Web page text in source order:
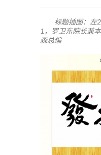
标题插图：
1，罗卫东院长兼
森总编